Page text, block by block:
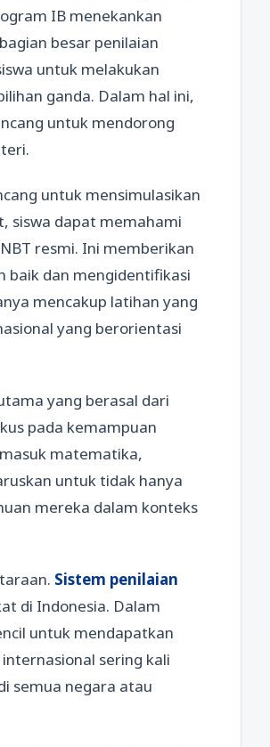
IB menekankan
besar penilaian
untuk melakukan
ganda. Dalam hal ini,
untuk mendorong
untuk mensimulasikan
siswa dapat memahami
resmi. Ini memberikan
baik dan mengidentifikasi
mencakup latihan yang
yang berorientasi
yang berasal dari
pada kemampuan
matematika,
untuk tidak hanya
mereka dalam konteks
Sistem penilaian
di Indonesia. Dalam
untuk mendapatkan
sering kali
semua negara atau